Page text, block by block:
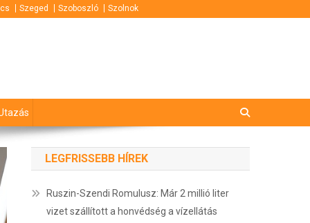
Szeged Szoboszló Szolnok
LEGFRISSEBB HÍREK
Ruszin-Szendi Romulusz: Már 2 millió liter
vizet szállított a honvédség a vízellátás